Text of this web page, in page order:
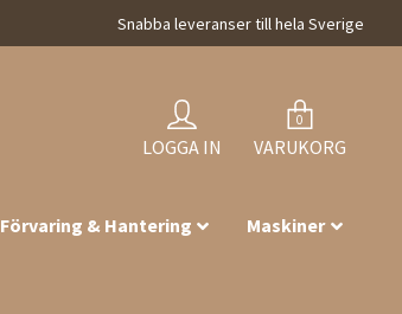
Snabba leveranser till hela Sverige
LOGGA IN
0
VARUKORG
Förvaring & Hantering Maskiner